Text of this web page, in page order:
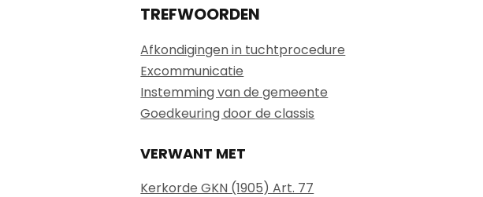
TREFWOORDEN
Afkondigingen in tuchtprocedure
Excommunicatie
Instemming van de gemeente
Goedkeuring door de classis
VERWANT MET
Kerkorde GKN (1905) Art. 77